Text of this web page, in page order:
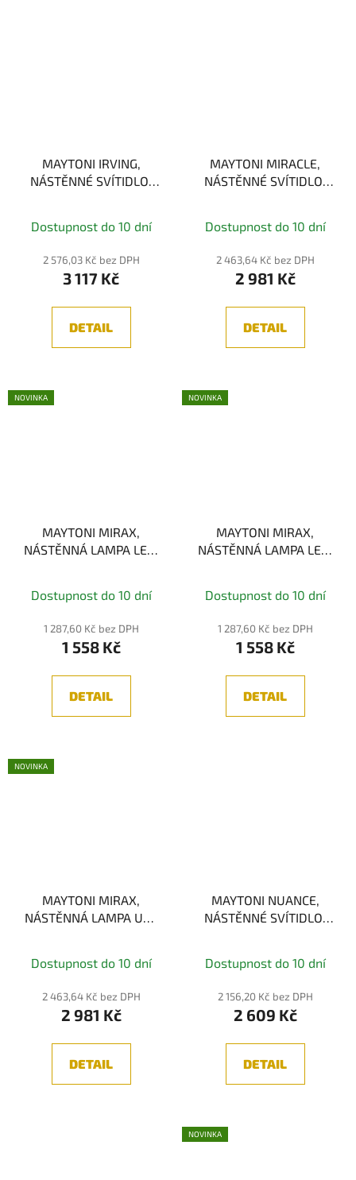
MAYTONI IRVING,
NÁSTĚNNÉ SVÍTIDLO,
Dostupnost do 10 dní
2 576,03 Kč bez DPH
3 117 Kč
DETAIL
MAYTONI MIRACLE,
NÁSTĚNNÉ SVÍTIDLO,
Dostupnost do 10 dní
2 463,64 Kč bez DPH
2 981 Kč
DETAIL
NOVINKA
MAYTONI MIRAX,
NÁSTĚNNÁ LAMPA LED,
Dostupnost do 10 dní
1 287,60 Kč bez DPH
1 558 Kč
DETAIL
NOVINKA
MAYTONI MIRAX,
NÁSTĚNNÁ LAMPA LED,
Dostupnost do 10 dní
1 287,60 Kč bez DPH
1 558 Kč
DETAIL
NOVINKA
MAYTONI MIRAX,
NÁSTĚNNÁ LAMPA USB
Dostupnost do 10 dní
2 463,64 Kč bez DPH
2 981 Kč
DETAIL
MAYTONI NUANCE,
NÁSTĚNNÉ SVÍTIDLO,
Dostupnost do 10 dní
2 156,20 Kč bez DPH
2 609 Kč
DETAIL
NOVINKA